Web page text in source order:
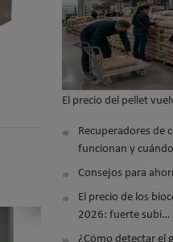
El precio del pellet
Recuperadores de
funcionan y
Consejos para
El precio de los
2026: fuerte subi…
¿Cómo detectar el